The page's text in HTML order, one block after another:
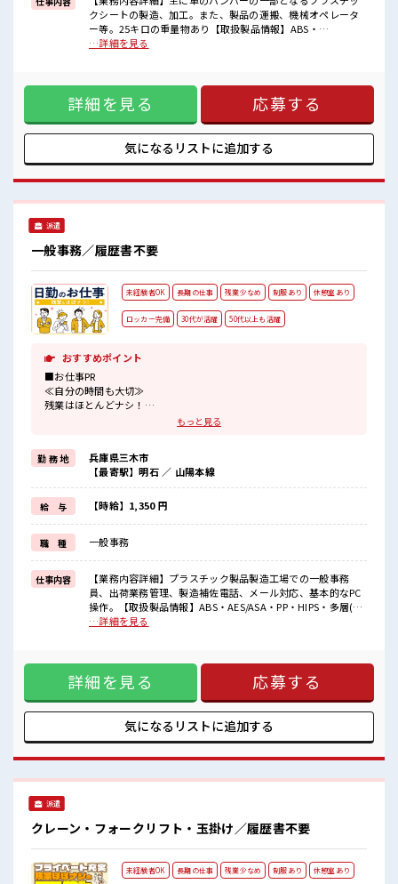
オンオフの切替もできちゃう！
ロッカーあり！
安心してお仕事に集中♪
クシートの製造、加工。また、製品の運搬、機械オペレータ
ー等。25キロの重量物あり【取扱製品情報】ABS・
AES/ASA・PP・HIPS・多層(2～3層)・プリントシート等、真
す♪ 制服があると毎日の服選びに悩まずOK♪ ≪初めての仕
事だけど自分にもできそう≫ 新しいことにチャレンジするの
は不安だけど、 しっかり働く環境が整っています！ イチから
スキルUP・ステップUP目指していきましょう！ ≪自分に向
いている仕事が探せる≫ 困った事などがあれば、 担当がしっ
かりサポートします！ ■職場の雰囲気 しっかり休める休憩室
てお仕事に集中♪ 残業が多めだからしっかり稼ぎたい方にも
オススメ！
…詳細を見る
詳細を見る 応募する
気になるリストに追加する
派遣
一般事務／履歴書不要
未経験者OK 長期の仕事 残業少なめ 制服あり 休憩室あり
ロッカー完備 30代が活躍 50代以上も活躍
おすすめポイント
■お仕事PR
≪自分の時間も大切≫
残業はほとんどナシ！
場合によってはお願いすることもあります♪
制服があるので、
毎日の服装の悩み解消♪
≪未経験OKの仕事≫
新しいことにチャレンジするのは不安だけど、
しっかり働く環境が整っています！
イチからスキルUP・ステップUP目指していきましょう！
≪自分に向いている仕事が探せる≫
困った事などがあれば、
担当がしっかりサポートします！
■職場の雰囲気
仕事の合間の息抜きは休憩室で♪
ロッカーあり！
プライベートも謳歌できる☆
もっと見る
勤 務 地
兵庫県三木市
【最寄駅】明石 ／ 山陽本線
給 与 【時給】1,350 円
職 種 一般事務
仕事内容
【業務内容詳細】プラスチック製品製造工場での一般事務
員、出荷業務管理、製造補佐電話、メール対応、基本的なPC
操作。【取扱製品情報】ABS・AES/ASA・PP・HIPS・多層(2
～3層)・プリントシート等、真空成形、その他製作加工 ■お
服があるので、 毎日の服装の悩み解消♪ ≪未経験OKの仕事
≫ 新しいことにチャレンジするのは不安だけど、 しっかり働
く環境が整っています！ イチからスキルUP・ステップUP目
指していきましょう！ ≪自分に向いている仕事が探せる≫ 困
った事などがあれば、 担当がしっかりサポートします！ ■職
場の雰囲気 仕事の合間の息抜きは休憩室で♪ ロッカーあり！
も謳歌できる☆
…詳細を見る
詳細を見る 応募する
気になるリストに追加する
派遣
クレーン・フォークリフト・玉掛け／履歴書不要
未経験者OK 長期の仕事 残業少なめ 制服あり 休憩室あり